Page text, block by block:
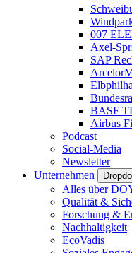
007
Axel-
SAP
BASF
Airbus
Podcast
Social-Media
Newsletter
Unternehmen
Alles über
Qualität &
Forschung &
Nachhaltigkeit
EcoVadis